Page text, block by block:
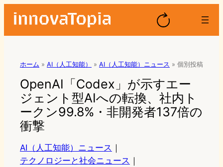
ホーム » AI（人工知能） » AI（人工知能）ニュース » 個別投稿
OpenAI「Codex」が示すエー
ジェント型AIへの転換、社内ト
ークン99.8%・非開発者137倍の
衝撃
AI（人工知能）ニュース ｜
テクノロジーと社会ニュース ｜